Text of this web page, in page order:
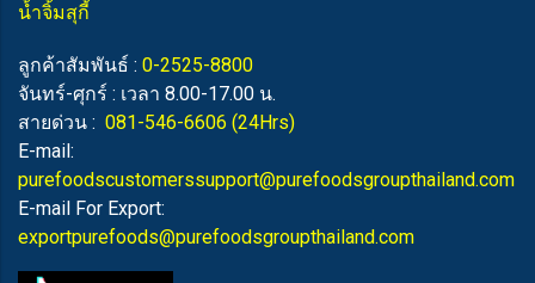
น้ำจิ้มสุกี้
ลูกค้าสัมพันธ์ : 0-2525-8800
จันทร์-ศุกร์ : เวลา 8.00-17.00 น.
สายด่วน : 081-546-6606 (24Hrs)
E-mail:
purefoodscustomerssupport@purefoodsgroupthailand.com
E-mail For Export:
exportpurefoods@purefoodsgroupthailand.com